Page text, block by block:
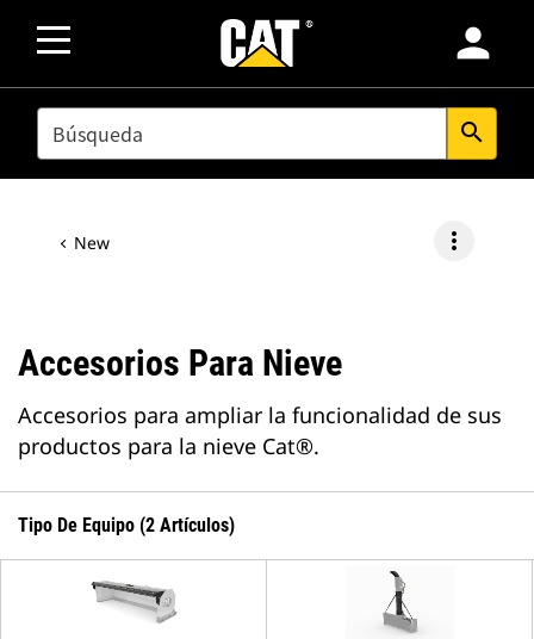
person
SEARCH search
New more_vert
Accesorios Para Nieve
Accesorios para ampliar la funcionalidad de sus
productos para la nieve Cat®.
Tipo De Equipo (2 Artículos)